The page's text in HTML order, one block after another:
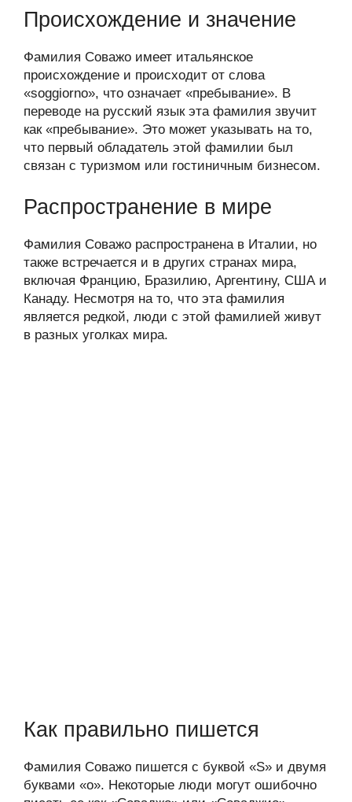
Происхождение и значение
Фамилия Соважо имеет итальянское
происхождение и происходит от слова
«soggiorno», что означает «пребывание». В
переводе на русский язык эта фамилия звучит
как «пребывание». Это может указывать на то,
что первый обладатель этой фамилии был
связан с туризмом или гостиничным бизнесом.
Распространение в мире
Фамилия Соважо распространена в Италии, но
также встречается и в других странах мира,
включая Францию, Бразилию, Аргентину, США и
Канаду. Несмотря на то, что эта фамилия
является редкой, люди с этой фамилией живут
в разных уголках мира.
Как правильно пишется
Фамилия Соважо пишется с буквой «S» и двумя
буквами «о». Некоторые люди могут ошибочно